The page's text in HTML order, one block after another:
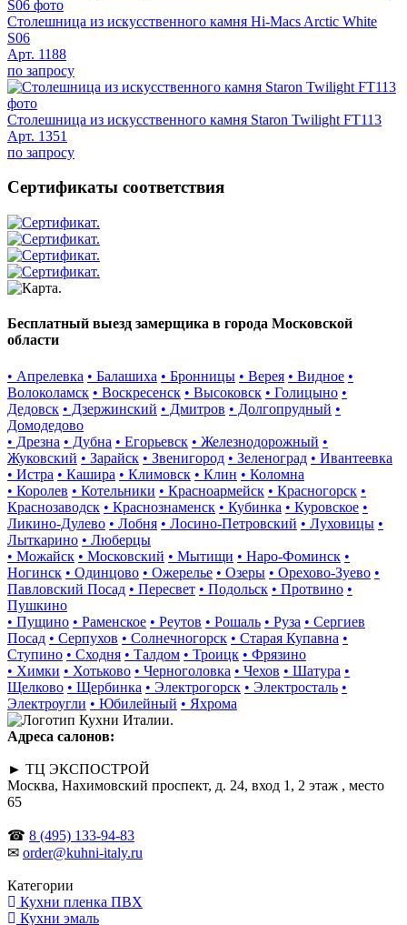
Столешница из искусственного камня Hi-Macs Arctic White
S06
Арт. 1188
по запросу
Столешница из искусственного камня Staron Twilight FT113
Арт. 1351
по запросу
Сертификаты соответствия
Бесплатный выезд замерщика в города Московской
области
• Апрелевка • Балашиха • Бронницы • Верея • Видное •
Волоколамск • Воскресенск • Высоковск • Голицыно •
Дедовск • Дзержинский • Дмитров • Долгопрудный •
Домодедово
• Дрезна • Дубна • Егорьевск • Железнодорожный •
Жуковский • Зарайск • Звенигород • Зеленоград • Ивантеевка
• Истра • Кашира • Климовск • Клин • Коломна
• Королев • Котельники • Красноармейск • Красногорск •
Краснозаводск • Краснознаменск • Кубинка • Куровское •
Ликино-Дулево • Лобня • Лосино-Петровский • Луховицы •
Лыткарино • Люберцы
• Можайск • Московский • Мытищи • Наро-Фоминск •
Ногинск • Одинцово • Ожерелье • Озеры • Орехово-Зуево •
Павловский Посад • Пересвет • Подольск • Протвино •
Пушкино
• Пущино • Раменское • Реутов • Рошаль • Руза • Сергиев
Посад • Серпухов • Солнечногорск • Старая Купавна •
Ступино • Сходня • Талдом • Троицк • Фрязино
• Химки • Хотьково • Черноголовка • Чехов • Шатура •
Щелково • Щербинка • Электрогорск • Электросталь •
Электроугли • Юбилейный • Яхрома
Адреса салонов:
► ТЦ ЭКСПОСТРОЙ
Москва, Нахимовский проспект, д. 24, вход 1, 2 этаж , место
65
☎ 8 (495) 133-94-83
✉ order@kuhni-italy.ru
Категории
Кухни пленка ПВХ
Кухни эмаль